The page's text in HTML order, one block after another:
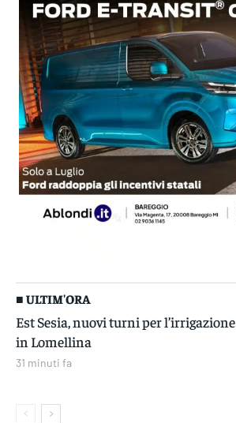
■ ULTIM'ORA
Est Sesia, nuovi turni per l’irrigazione
in Lomellina
31 minuti fa